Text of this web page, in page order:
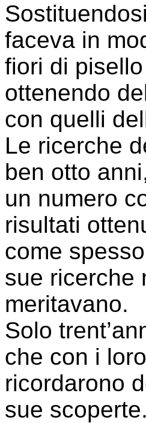
faceva in
fiori di
ottenendo
con quelli
Le ricerche
ben otto
un numero
risultati
come
sue ricerche
meritavano.
Solo
che con i
ricordarono
sue scoperte.